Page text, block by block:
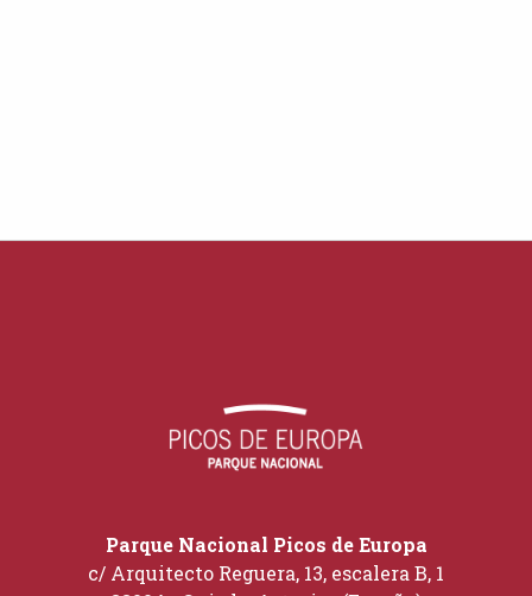
Parque Nacional Picos de Europa
c/ Arquitecto Reguera, 13, escalera B, 1